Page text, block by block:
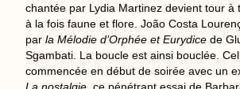
chantée par Lydia Martinez devient tour à
à la fois faune et flore. João Costa
parla Mélodie d’Orphée et Eurydice de
Sgambati. La boucle est ainsi bouclée.
commencée en début de soirée avec un
La nostalgie , ce pénétrant essai de